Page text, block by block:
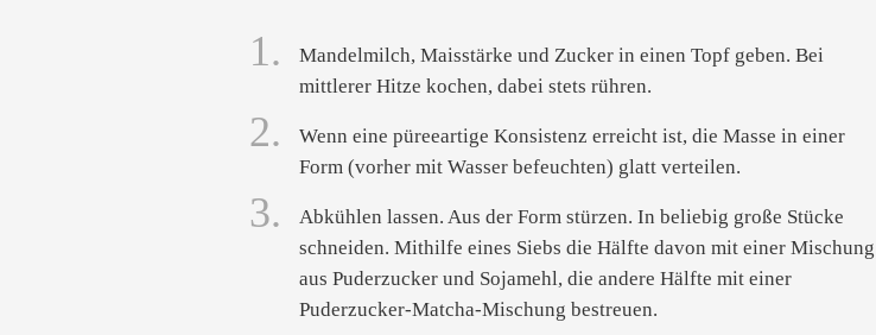
1.
Mandelmilch, Maisstärke und Zucker in einen Topf geben. Bei
mittlerer Hitze kochen, dabei stets rühren.
2.
Wenn eine püreeartige Konsistenz erreicht ist, die Masse in einer
Form (vorher mit Wasser befeuchten) glatt verteilen.
3.
Abkühlen lassen. Aus der Form stürzen. In beliebig große Stücke
schneiden. Mithilfe eines Siebs die Hälfte davon mit einer Mischung
aus Puderzucker und Sojamehl, die andere Hälfte mit einer
Puderzucker-Matcha-Mischung bestreuen.